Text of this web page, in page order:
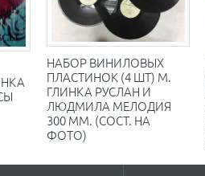
НАБОР ВИНИЛОВЫХ
ПЛАСТИНОК (4 ШТ) М.
ГЛИНКА РУСЛАН И
ЛЮДМИЛА МЕЛОДИЯ
300 ММ. (СОСТ. НА
ФОТО)